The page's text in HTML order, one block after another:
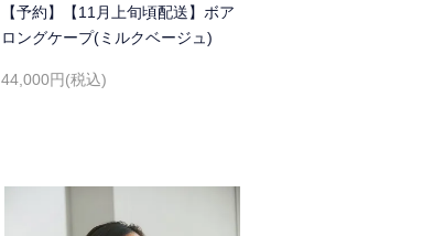
【予約】【11月上旬頃配送】ボア
ロングケープ(ミルクベージュ)
44,000円(税込)